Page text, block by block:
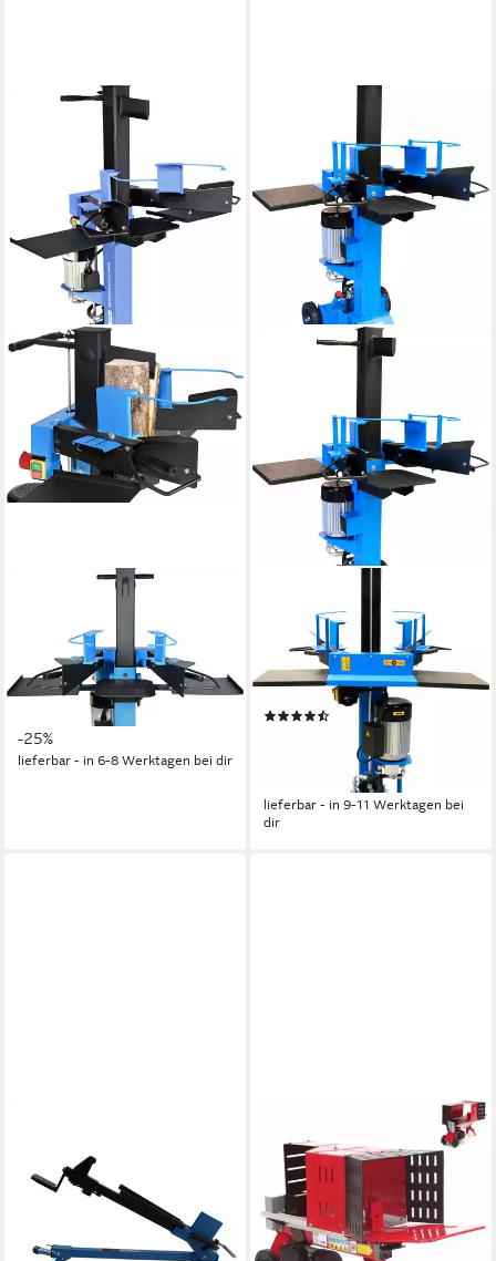
Holzspalter GHS 500/7 TED
ab 449,00 € UVP599,99 €
mtl. in 36 Raten
-25%
lieferbar - in 6-8 Werktagen bei dir
Elektroholzspalter GHS
500/6TE, Spaltgutlänge bis
50 cm, Spaltgutdurchmesser
bis 30 cm
UVP
659,00 €
mtl. in 36 Raten
lieferbar - in 9-11 Werktagen bei
dir